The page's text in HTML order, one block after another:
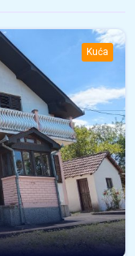
Kuća